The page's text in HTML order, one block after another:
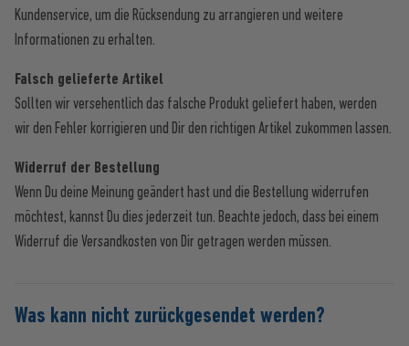
Kundenservice, um die Rücksendung zu arrangieren und weitere
Informationen zu erhalten.
Falsch gelieferte Artikel
Sollten wir versehentlich das falsche Produkt geliefert haben, werden
wir den Fehler korrigieren und Dir den richtigen Artikel zukommen lassen.
Widerruf der Bestellung
Wenn Du deine Meinung geändert hast und die Bestellung widerrufen
möchtest, kannst Du dies jederzeit tun. Beachte jedoch, dass bei einem
Widerruf die Versandkosten von Dir getragen werden müssen.
Was kann nicht zurückgesendet werden?